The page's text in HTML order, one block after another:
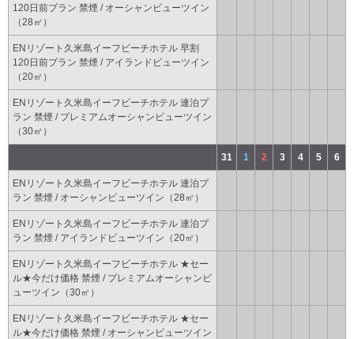
120日前プラン 禁煙 / オーシャンビューツイン
（28㎡）
ENリゾート久米島イーフビーチホテル 早割
120日前プラン 禁煙 / アイランドビューツイン
（20㎡）
ENリゾート久米島イーフビーチホテル 連泊プ
ラン 禁煙 / プレミアムオーシャンビューツイン
（30㎡）
31 1 2 3 4 5 6
ENリゾート久米島イーフビーチホテル 連泊プ
ラン 禁煙 / オーシャンビューツイン（28㎡）
ENリゾート久米島イーフビーチホテル 連泊プ
ラン 禁煙 / アイランドビューツイン（20㎡）
ENリゾート久米島イーフビーチホテル ★セー
ル★今だけ価格 禁煙 / プレミアムオーシャンビ
ューツイン（30㎡）
ENリゾート久米島イーフビーチホテル ★セー
ル★今だけ価格 禁煙 / オーシャンビューツイン